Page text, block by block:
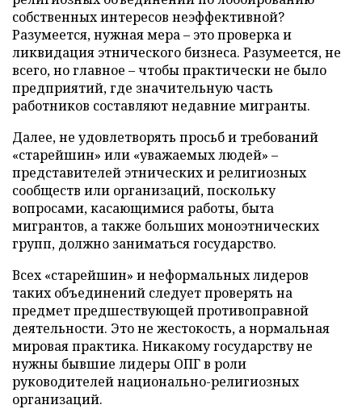
собственных интересов неэффективной?
Разумеется, нужная мера – это проверка и
ликвидация этнического бизнеса. Разумеется, не
всего, но главное – чтобы практически не было
предприятий, где значительную часть
работников составляют недавние мигранты.
Далее, не удовлетворять просьб и требований
«старейшин» или «уважаемых людей» –
представителей этнических и религиозных
сообществ или организаций, поскольку
вопросами, касающимися работы, быта
мигрантов, а также больших моноэтнических
групп, должно заниматься государство.
Всех «старейшин» и неформальных лидеров
таких объединений следует проверять на
предмет предшествующей противоправной
деятельности. Это не жестокость, а нормальная
мировая практика. Никакому государству не
нужны бывшие лидеры ОПГ в роли
руководителей национально-религиозных
организаций.